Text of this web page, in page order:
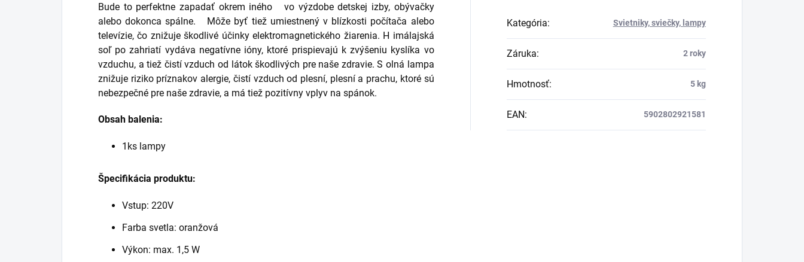
Bude to perfektne zapadať okrem iného
vo výzdobe detskej izby, obývačky
alebo dokonca spálne.
Môže byť tiež umiestnený v blízkosti počítača alebo
televízie, čo znižuje škodlivé účinky elektromagnetického žiarenia. H imálajská
soľ po zahriatí vydáva negatívne ióny, ktoré prispievajú k zvýšeniu kyslíka vo
vzduchu, a tiež čistí vzduch od látok škodlivých pre naše zdravie. S olná lampa
znižuje riziko príznakov alergie, čistí vzduch od plesní, plesní a prachu, ktoré sú
nebezpečné pre naše zdravie, a má tiež pozitívny vplyv na spánok.
Obsah balenia:
1ks lampy
Špecifikácia produktu:
Vstup: 220V
Farba svetla: oranžová
Výkon: max. 1,5 W
Kategória: Svietniky, sviečky, lampy
Záruka: 2 roky
Hmotnosť: 5 kg
EAN: 5902802921581